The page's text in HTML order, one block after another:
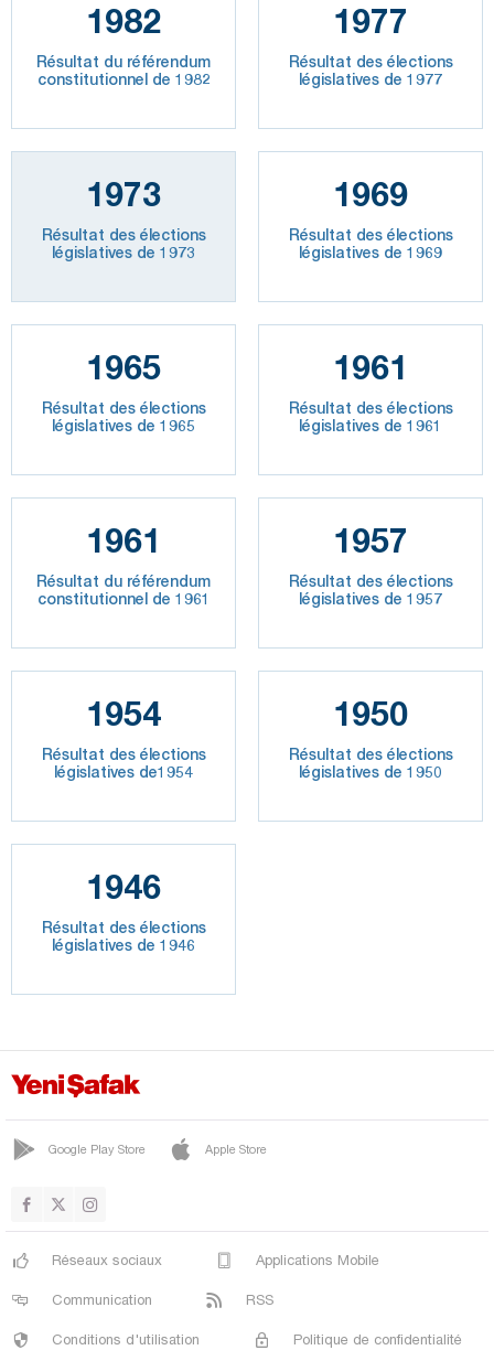
1982
Résultat du référendum
constitutionnel de 1982
1977
Résultat des élections
législatives de 1977
1973
Résultat des élections
législatives de 1973
1969
Résultat des élections
législatives de 1969
1965
Résultat des élections
législatives de 1965
1961
Résultat des élections
législatives de 1961
1961
Résultat du référendum
constitutionnel de 1961
1957
Résultat des élections
législatives de 1957
1954
Résultat des élections
législatives de1954
1950
Résultat des élections
législatives de 1950
1946
Résultat des élections
législatives de 1946
Google Play Store Apple Store
Réseaux sociaux Applications Mobile
Communication RSS
Conditions d'utilisation Politique de confidentialité